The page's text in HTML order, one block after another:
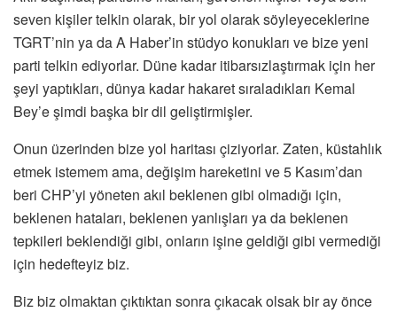
seven kişiler telkin olarak, bir yol olarak söyleyeceklerine
TGRT’nin ya da A Haber’in stüdyo konukları ve bize yeni
parti telkin ediyorlar. Düne kadar itibarsızlaştırmak için her
şeyi yaptıkları, dünya kadar hakaret sıraladıkları Kemal
Bey’e şimdi başka bir dil geliştirmişler.
Onun üzerinden bize yol haritası çiziyorlar. Zaten, küstahlık
etmek istemem ama, değişim hareketini ve 5 Kasım’dan
beri CHP’yi yöneten akıl beklenen gibi olmadığı için,
beklenen hataları, beklenen yanlışları ya da beklenen
tepkileri beklendiği gibi, onların işine geldiği gibi vermediği
için hedefteyiz biz.
Biz biz olmaktan çıktıktan sonra çıkacak olsak bir ay önce